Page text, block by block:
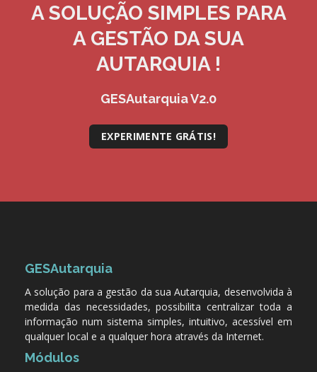
A SOLUÇÃO SIMPLES PARA
A GESTÃO DA SUA
AUTARQUIA !
GESAutarquia V2.0
EXPERIMENTE GRÁTIS!
GESAutarquia
A solução para a gestão da sua Autarquia, desenvolvida à
medida das necessidades, possibilita centralizar toda a
informação num sistema simples, intuitivo, acessível em
qualquer local e a qualquer hora através da Internet.
Módulos